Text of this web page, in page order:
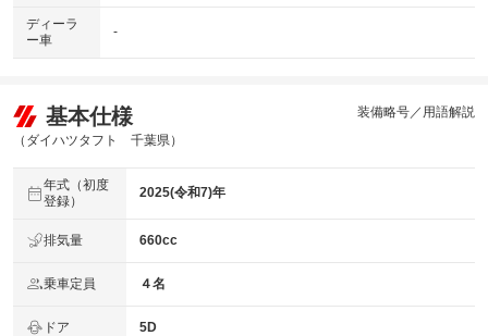
ディーラ
ー車
-
基本仕様
（ダイハツタフト 千葉県）
装備略号／用語解説
年式（初度
登録）
2025(令和7)年
排気量 660cc
乗車定員 ４名
ドア 5D